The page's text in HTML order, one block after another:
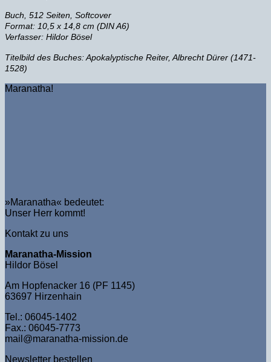
Buch, 512 Seiten, Softcover
Format: 10,5 x 14,8 cm (DIN A6)
Verfasser: Hildor Bösel
Titelbild des Buches: Apokalyptische Reiter, Albrecht Dürer (1471-
1528)
Maranatha!
»Maranatha« bedeutet:
Unser Herr kommt!
Kontakt zu uns
Maranatha-Mission
Hildor Bösel
Am Hopfenacker 16 (PF 1145)
63697 Hirzenhain
Tel.: 06045-1402
Fax.: 06045-7773
mail@maranatha-mission.de
Newsletter bestellen